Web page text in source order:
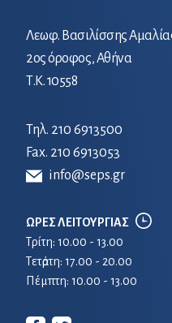
Λεωφ. Βασιλίσσης
2ος όροφος, Αθήνα
Τ.Κ. 10558
Τηλ. 210 6913500
Fax. 210 6913053
info@seps.gr
ΩΡΕΣ ΛΕΙΤΟΥΡΓΙΑΣ
Τρίτη: 10.00 - 13.00
Τετἀρτη: 17.00 - 20.00
Πέμπτη: 10.00 - 13.00